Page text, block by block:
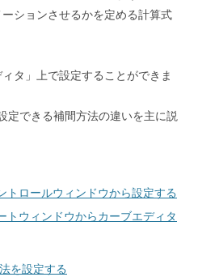
ションさせるかを定める計算式
タ」上で設定することができま
定できる補間方法の違いを主に説
トロールウィンドウから設定する
トウィンドウからカーブエディタ
を設定する